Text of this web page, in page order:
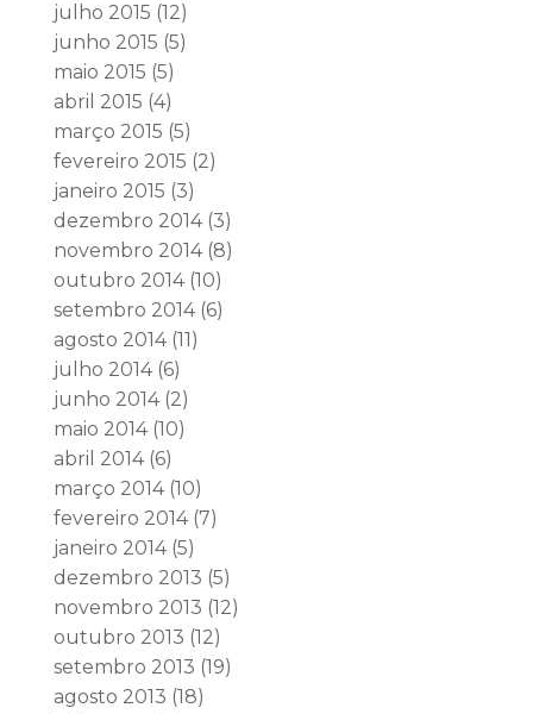
julho 2015 (12)
junho 2015 (5)
maio 2015 (5)
abril 2015 (4)
março 2015 (5)
fevereiro 2015 (2)
janeiro 2015 (3)
dezembro 2014(3)
novembro 2014(8)
outubro 2014(10)
setembro 2014(6)
agosto 2014(11)
julho 2014(6)
junho 2014(2)
maio 2014(10)
abril 2014(6)
março 2014(10)
fevereiro 2014(7)
janeiro 2014(5)
dezembro 2013 (5)
novembro 2013 (12)
outubro 2013 (12)
setembro 2013 (19)
agosto 2013 (18)